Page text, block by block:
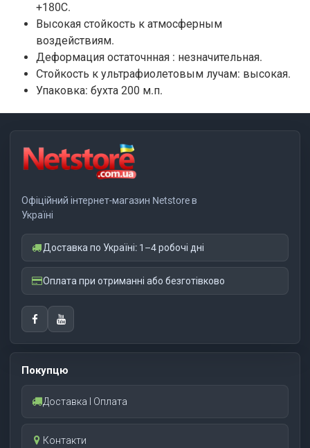
+180С.
Высокая стойкость к атмосферным
воздействиям.
Деформация остаточнная : незначительная.
Cтойкость к ультрафиолетовым лучам: высокая.
Упаковка: бухта 200 м.п.
Офіційний інтернет-магазин Netstore в
Україні
Доставка по Україні: 1–4 робочі дні
Оплата при отриманні або безготівково
Покупцю
Доставка І Оплата
Контакти